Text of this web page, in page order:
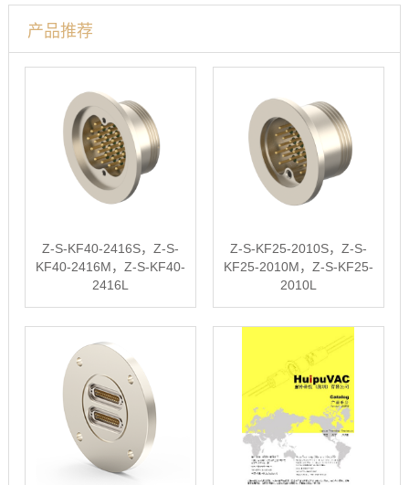
产品推荐
Z-S-KF40-2416S，Z-S-
KF40-2416M，Z-S-KF40-
2416L
Z-S-KF25-2010S，Z-S-
KF25-2010M，Z-S-KF25-
2010L